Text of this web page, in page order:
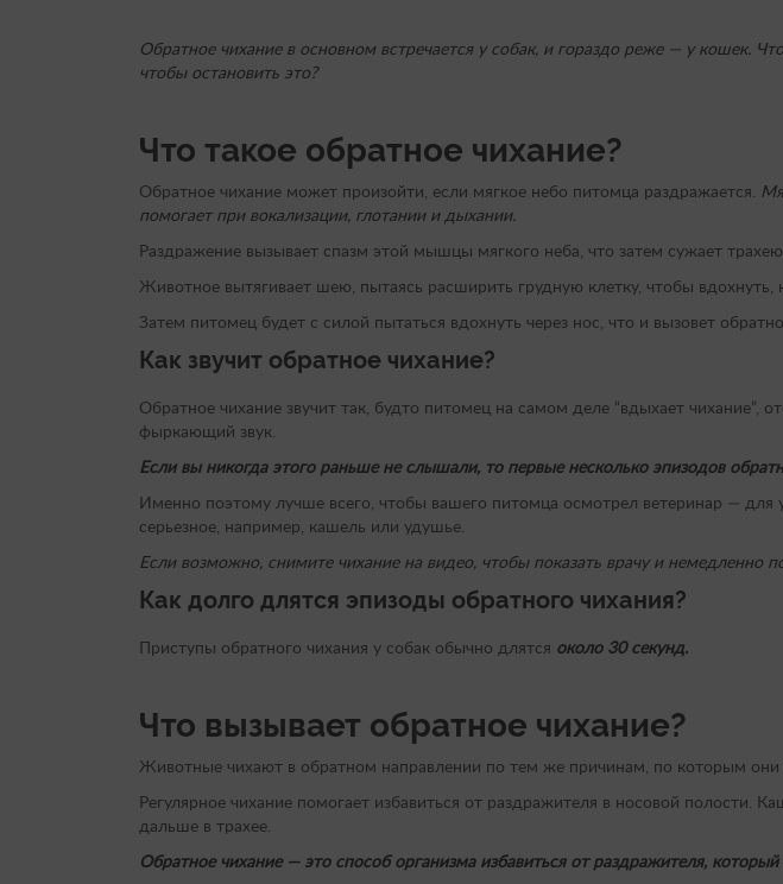
Обратное чихание в основном встречается у собак, и гораздо реже — у кошек.
чтобы остановить это?
Что такое обратное чихание?
Обратное чихание может произойти, если мягкое небо питомца раздражается.
помогает при вокализации, глотании и дыхании.
Раздражение вызывает спазм этой мышцы мягкого неба, что затем сужает трахею.
Животное вытягивает шею, пытаясь расширить грудную клетку, чтобы вдохнуть,
Затем питомец будет с силой пытаться вдохнуть через нос, что и вызовет
Как звучит обратное чихание?
Обратное чихание звучит так, будто питомец на самом деле “вдыхает чихание”,
фыркающий звук.
Если вы никогда этого раньше не слышали, то первые несколько эпизодов
Именно поэтому лучше всего, чтобы вашего питомца осмотрел ветеринар — для
серьезное, например, кашель или удушье.
Если возможно, снимите чихание на видео, чтобы показать врачу и немедленно
Как долго длятся эпизоды обратного чихания?
Приступы обратного чихания у собак обычно длятся около 30 секунд.
Что вызывает обратное чихание?
Животные чихают в обратном направлении по тем же причинам, по которым
Регулярное чихание помогает избавиться от раздражителя в носовой полости.
дальше в трахее.
Обратное чихание — это способ организма избавиться от раздражителя,